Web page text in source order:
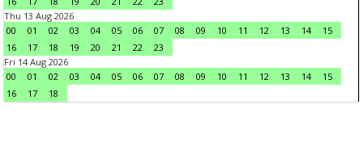
Thu 13 Aug 2026
00
01 02 03 04 05 06 07 08 09 10 11 12 13 14
15
16
17 18 19 20 21 22
23
Fri 14 Aug 2026
00
01 02 03 04 05 06 07 08 09 10 11 12 13 14
15
16
17 18